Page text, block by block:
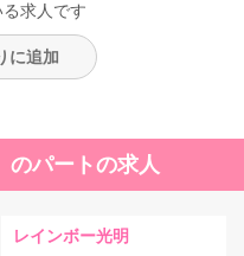
求人です
に追加
のパートの求人
レインボー光明